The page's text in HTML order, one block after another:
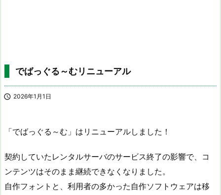
でばっぐる～むリニューアル
 2026年1月1日
「でばっぐる～む」はリニューアルしました！
契約していたレンタルサーバのサービス終了の影響で、コ
ンテンツはそのまま継続できなくなりました。
自作フォントと、利用者の多かった自作ソフトウェアは移